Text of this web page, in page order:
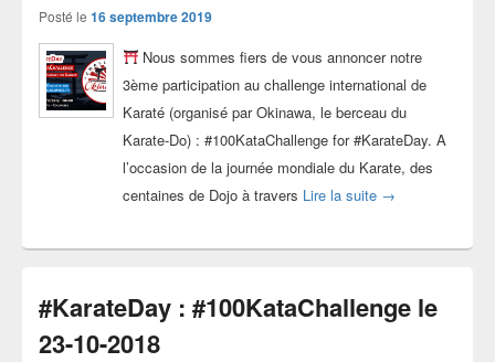
Posté le 16 septembre 2019
Nous sommes fiers de vous annoncer notre
3ème participation au challenge international de
Karaté (organisé par Okinawa, le berceau du
Karate-Do) : #100KataChallenge for #KarateDay. A
l’occasion de la journée mondiale du Karate, des
centaines de Dojo à travers Lire la suite #KarateDay :
→
#KarateDay : #100KataChallenge le
23-10-2018